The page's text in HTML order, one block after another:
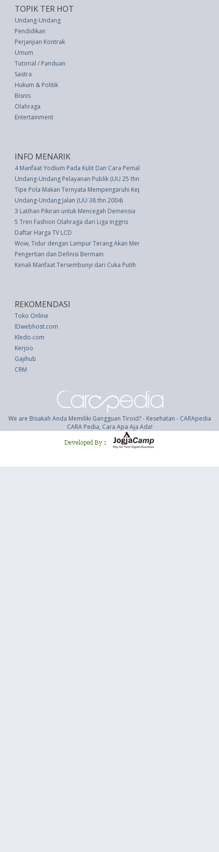
TOPIK TER HOT
Undang-Undang
Pendidikan
Perjanjian Kontrak
Umum
Tutorial / Panduan
Sastra
Hukum & Politik
Bisnis
Olahraga
Entertainment
INFO MENARIK
4 Manfaat Yodium Pada Kulit Dan Cara Pemakaiannya
Undang-Undang Pelayanan Publik (UU 25 thn 2009)
Tipe Pola Makan Ternyata Mempengaruhi Kepribadian, Ini Dia!
Undang-Undang Jalan (UU 38 thn 2004)
3 Latihan Pikiran untuk Mencegah Demensia
5 Tren Fashion Olahraga dari Liga Inggris
Daftar Harga TV LCD
Wow, Tidur dengan Lampur Terang Akan Mengaktifkan Sel Kanker
Pengertian dan Definisi Bermain
Kenali Manfaat Tersembunyi dari Cuka Putih
REKOMENDASI
Toko Online
IDwebhost.com
Kledo.com
Kerjoo
Gajihub
CRM
We are Bisakah Anda Memiliki Gangguan Tiroid? - Kesehatan - CARApedia
CARA Pedia, Cara Apa Aja Ada!